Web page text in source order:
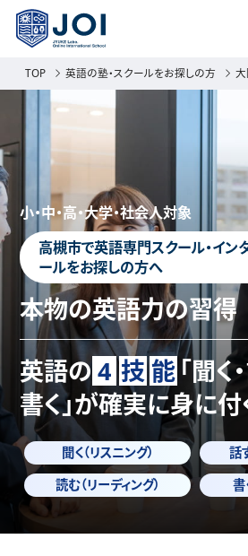
TOP 英語の塾・スクールをお探しの方
小・中・高・大学・社会人対象
高槻市で英語専門スクール・イン
ールをお探しの方へ
本物の英語力の習得
英語の 4 技能 「聞く
書く」が確実に身に付
聞く（リスニング）
話
読む（リーディング）
書